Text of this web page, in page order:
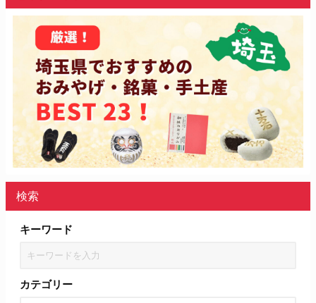
検索
キーワード
カテゴリー